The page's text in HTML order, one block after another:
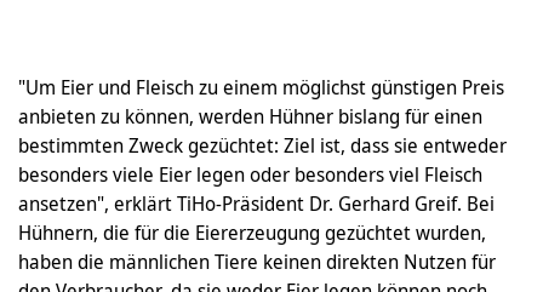
"Um Eier und Fleisch zu einem möglichst günstigen Preis
anbieten zu können, werden Hühner bislang für einen
bestimmten Zweck gezüchtet: Ziel ist, dass sie entweder
besonders viele Eier legen oder besonders viel Fleisch
ansetzen", erklärt TiHo-Präsident Dr. Gerhard Greif. Bei
Hühnern, die für die Eiererzeugung gezüchtet wurden,
haben die männlichen Tiere keinen direkten Nutzen für